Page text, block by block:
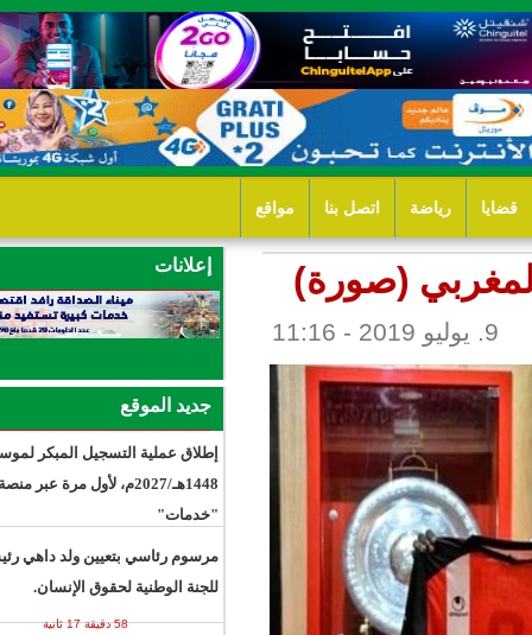
بنا مواقع
جديد الموقع
إطلاق عملية التسجيل المبكر لموسم حج
1448هـ/2027م، لأول مرة عبر منصة
"خدمات"
مرسوم رئاسي بتعيين ولد داهي رئيسًا
للجنة الوطنية لحقوق الإنسان.